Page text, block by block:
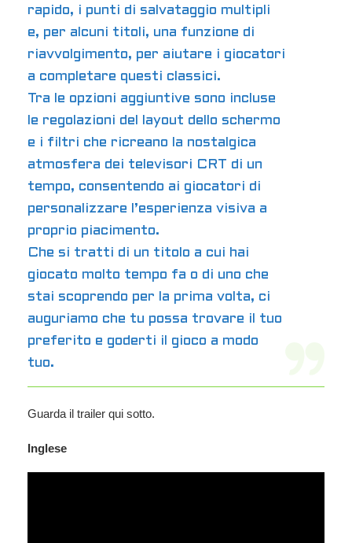
rapido, i punti di salvataggio multipli
e, per alcuni titoli, una funzione di
riavvolgimento, per aiutare i giocatori
a completare questi classici.
Tra le opzioni aggiuntive sono incluse
le regolazioni del layout dello schermo
e i filtri che ricreano la nostalgica
atmosfera dei televisori CRT di un
tempo, consentendo ai giocatori di
personalizzare l’esperienza visiva a
proprio piacimento.
Che si tratti di un titolo a cui hai
giocato molto tempo fa o di uno che
stai scoprendo per la prima volta, ci
auguriamo che tu possa trovare il tuo
preferito e goderti il ​​gioco a modo
tuo.
Guarda il trailer qui sotto.
Inglese